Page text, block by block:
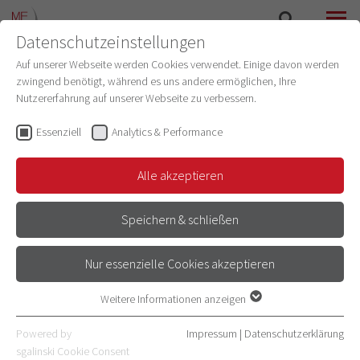
PHYSIOLOGIE UND PATHOPHYSIOLOGIE
Andreas Draguhn
Alexander Groh
MITARBEITER/-INNEN
Amr Elgez
E-Mail
06221 54-4129
06221 54-6364
Datenschutzeinstellungen
Auf unserer Webseite werden Cookies verwendet. Einige davon werden
zwingend benötigt, während es uns andere ermöglichen, Ihre
Nutzererfahrung auf unserer Webseite zu verbessern.
Essenziell Analytics & Performance
Alle akzeptieren
Speichern & schließen
Nur essenzielle Cookies akzeptieren
Essenzielle Cookies werden für grundlegende Funktionen der
Webseite benötigt. Dadurch ist gewährleistet, dass die Webseite
Weitere Informationen anzeigen
Powered by
sgalinski Cookie Consent
Impressum | Datenschutzerklärung